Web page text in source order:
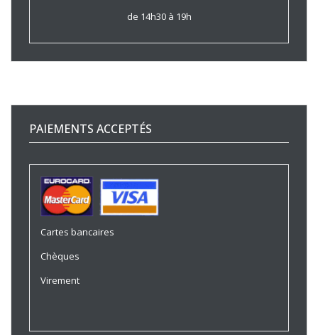
de 14h30 à 19h
PAIEMENTS ACCEPTÉS
Cartes bancaires
Chèques
Virement